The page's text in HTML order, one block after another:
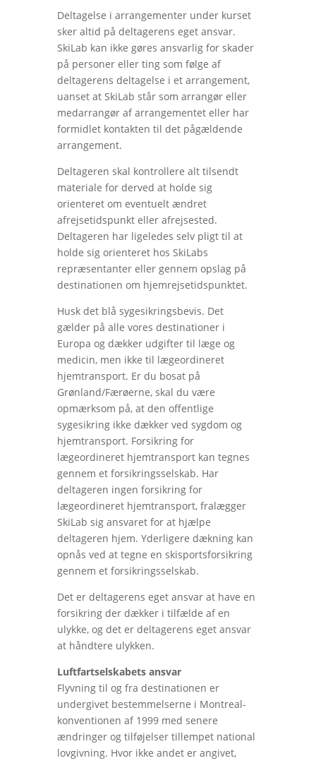
Deltagelse i arrangementer under kurset
sker altid på deltagerens eget ansvar.
SkiLab kan ikke gøres ansvarlig for skader
på personer eller ting som følge af
deltagerens deltagelse i et arrangement,
uanset at SkiLab står som arrangør eller
medarrangør af arrangementet eller har
formidlet kontakten til det pågældende
arrangement.
Deltageren skal kontrollere alt tilsendt
materiale for derved at holde sig
orienteret om eventuelt ændret
afrejsetidspunkt eller afrejsested.
Deltageren har ligeledes selv pligt til at
holde sig orienteret hos SkiLabs
repræsentanter eller gennem opslag på
destinationen om hjemrejsetidspunktet.
Husk det blå sygesikringsbevis. Det
gælder på alle vores destinationer i
Europa og dækker udgifter til læge og
medicin, men ikke til lægeordineret
hjemtransport. Er du bosat på
Grønland/Færøerne, skal du være
opmærksom på, at den offentlige
sygesikring ikke dækker ved sygdom og
hjemtransport. Forsikring for
lægeordineret hjemtransport kan tegnes
gennem et forsikringsselskab. Har
deltageren ingen forsikring for
lægeordineret hjemtransport, fralægger
SkiLab sig ansvaret for at hjælpe
deltageren hjem. Yderligere dækning kan
opnås ved at tegne en skisportsforsikring
gennem et forsikringsselskab.
Det er deltagerens eget ansvar at have en
forsikring der dækker i tilfælde af en
ulykke, og det er deltagerens eget ansvar
at håndtere ulykken.
Luftfartselskabets ansvar
Flyvning til og fra destinationen er
undergivet bestemmelserne i Montreal-
konventionen af 1999 med senere
ændringer og tilføjelser tillempet national
lovgivning. Hvor ikke andet er angivet,